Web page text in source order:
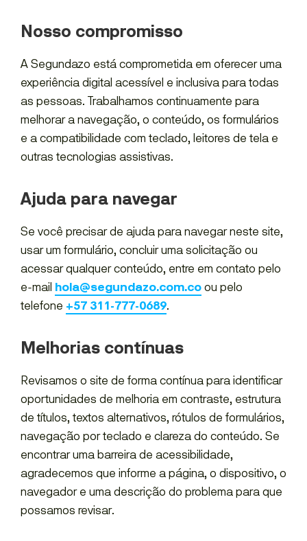
Nosso compromisso
A Segundazo está comprometida em oferecer uma
experiência digital acessível e inclusiva para todas
as pessoas. Trabalhamos continuamente para
melhorar a navegação, o conteúdo, os formulários
e a compatibilidade com teclado, leitores de tela e
outras tecnologias assistivas.
Ajuda para navegar
Se você precisar de ajuda para navegar neste site,
usar um formulário, concluir uma solicitação ou
acessar qualquer conteúdo, entre em contato pelo
e-mail hola@segundazo.com.coou pelo
telefone +57 311-777-0689.
Melhorias contínuas
Revisamos o site de forma contínua para identificar
oportunidades de melhoria em contraste, estrutura
de títulos, textos alternativos, rótulos de formulários,
navegação por teclado e clareza do conteúdo. Se
encontrar uma barreira de acessibilidade,
agradecemos que informe a página, o dispositivo, o
navegador e uma descrição do problema para que
possamos revisar.